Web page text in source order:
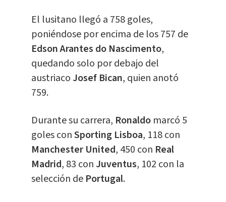
El lusitano llegó a 758 goles,
poniéndose por encima de los 757 de
Edson Arantes do Nascimento,
quedando solo por debajo del
austriaco Josef Bican, quien anotó
759.
Durante su carrera, Ronaldomarcó 5
goles conSporting Lisboa, 118 con
Manchester United, 450 con Real
Madrid, 83 con Juventus, 102 con la
selección de Portugal.